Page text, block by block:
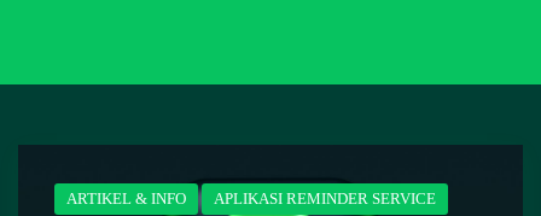
ARTIKEL & INFO APLIKASI REMINDER SERVICE